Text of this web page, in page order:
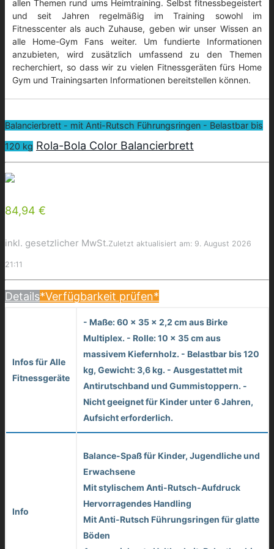
allen Themen rund ums Heimtraining. Selbst fitnessbegeistert
und seit Jahren regelmäßig im Training sowohl im
Fitnesscenter als auch Zuhause, geben wir unser Wissen an
alle Home-Gym Fans weiter. Um fundierte Informationen
anzubieten, wird zusätzlich umfassend zu den Themen
recherchiert, so dass wir zu vielen Fitnessgeräten fürs Home
Gym und Trainingsarten Informationen bereitstellen können.
Balancierbrett - mit Anti-Rutsch Führungsringen - Belastbar bis
120 kg Rola-Bola Color Balancierbrett
84,94 €
inkl. gesetzlicher MwSt.Zuletzt aktualisiert am: 9. August 2026
21:11
Details*Verfügbarkeit prüfen*
Infos für Alle
Fitnessgeräte
- Maße: 60 x 35 x 2,2 cm aus Birke
Multiplex. - Rolle: 10 x 35 cm aus
massivem Kiefernholz. - Belastbar bis 120
kg, Gewicht: 3,6 kg. - Ausgestattet mit
Antirutschband und Gummistoppern. -
Nicht geeignet für Kinder unter 6 Jahren,
Aufsicht erforderlich.
Info
Balance-Spaß für Kinder, Jugendliche und
Erwachsene
Mit stylischem Anti-Rutsch-Aufdruck
Hervorragendes Handling
Mit Anti-Rutsch Führungsringen für glatte
Böden